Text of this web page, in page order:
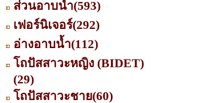
ส่วนอาบน้ำ(593)
เฟอร์นิเจอร์(292)
อ่างอาบน้ำ(112)
โถปัสสาวะหญิง (BIDET)
(29)
โถปัสสาวะชาย(60)